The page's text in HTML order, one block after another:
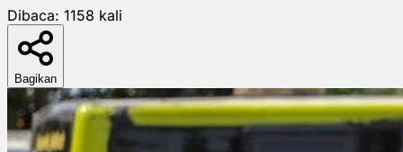
Dibaca: 1158 kali
Bagikan